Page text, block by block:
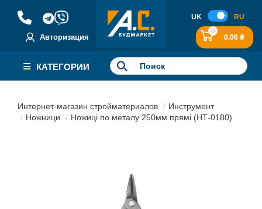
Авторизация
UK RU
0
0.00 ₴
КАТЕГОРИИ
Интернет-магазин стройматериалов
Инструмент
Ножници
Ножиці по металу 250мм прямі (НТ-0180)